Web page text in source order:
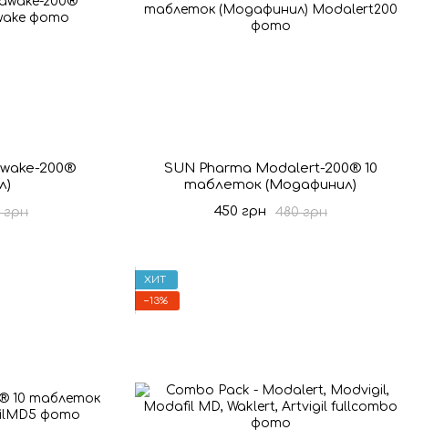
200®
грн
SUN Pharma Modalert-200® 10
таблеток (Модафинил)
480 грн
450 грн
ХИТ
−13%